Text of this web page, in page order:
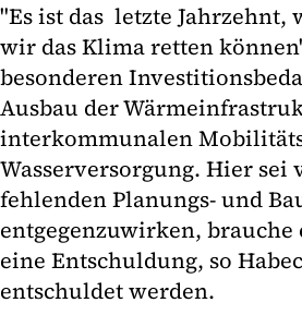
"Es ist das letzte
wir das Klima retten
besonderen
Ausbau der
interkommunalen
Wasserversorgung. Hier
fehlenden Planungs- und
entgegenzuwirken, brauche
eine Entschuldung, so
entschuldet werden.